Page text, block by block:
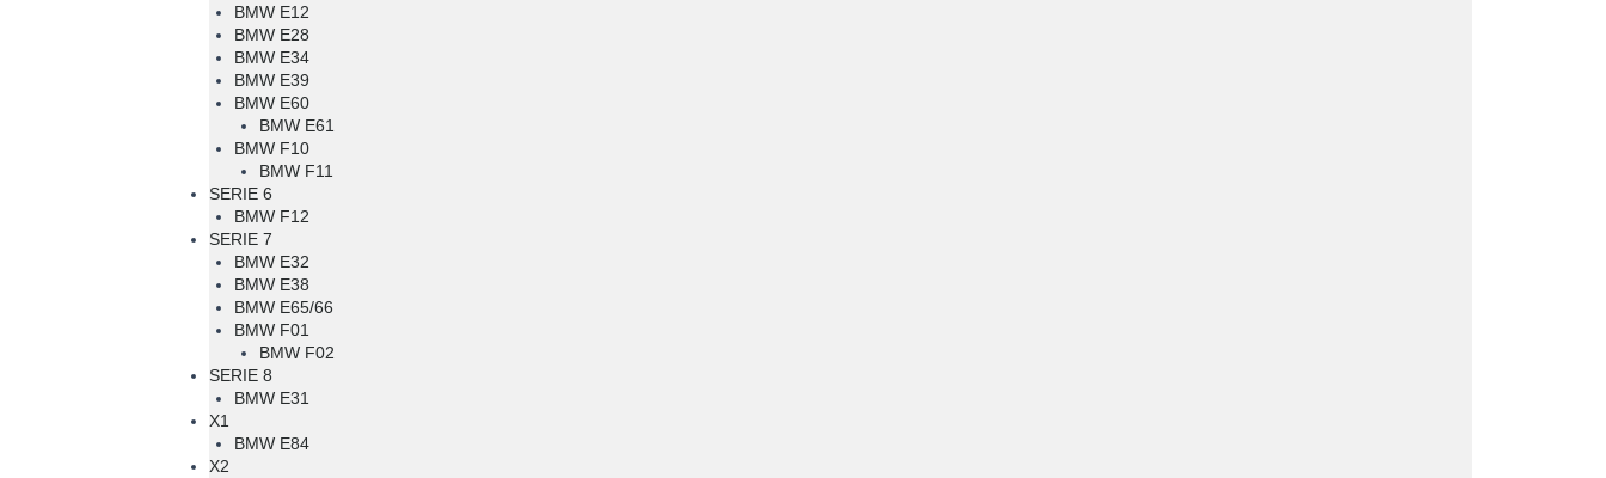
BMW E12
BMW E28
BMW E34
BMW E39
BMW E60
BMW E61
BMW F10
BMW F11
SERIE 6
BMW F12
SERIE 7
BMW E32
BMW E38
BMW E65/66
BMW F01
BMW F02
SERIE 8
BMW E31
X1
BMW E84
X2